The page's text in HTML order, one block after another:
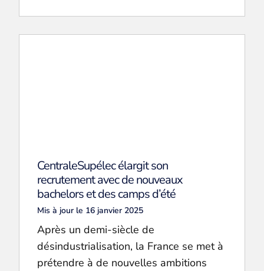
CentraleSupélec élargit son
recrutement avec de nouveaux
bachelors et des camps d’été
Mis à jour le 16 janvier 2025
Après un demi-siècle de
désindustrialisation, la France se met à
prétendre à de nouvelles ambitions